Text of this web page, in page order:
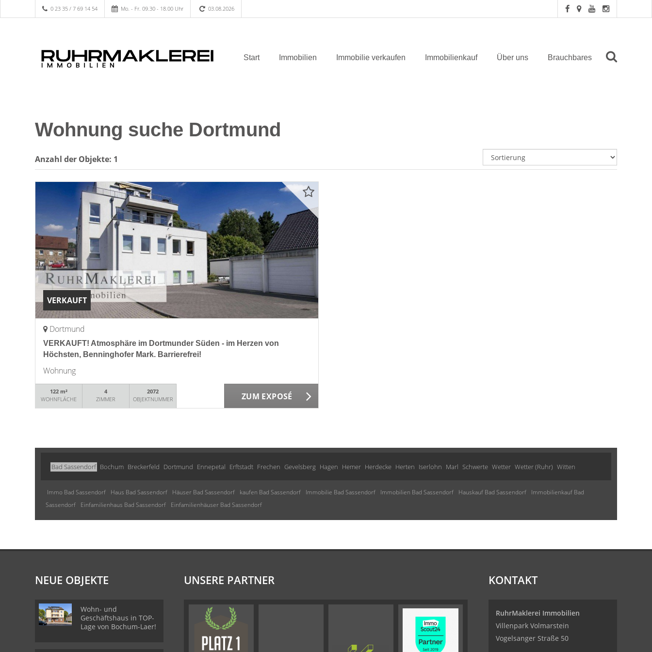
0 23 35 / 7 69 14 54 Mo. - Fr. 09.30 - 18.00 Uhr 03.08.2026
Start Immobilien Immobilie verkaufen Immobilienkauf Über uns Brauchbares
Wohnung suche Dortmund
Anzahl der Objekte: 1
VERKAUFT
Dortmund
VERKAUFT! Atmosphäre im Dortmunder Süden - im Herzen von
Höchsten, Benninghofer Mark. Barrierefrei!
Wohnung
122 m²
WOHNFLÄCHE
4
ZIMMER
2072
OBJEKTNUMMER
ZUM EXPOSÉ
Bad Sassendorf Bochum Breckerfeld Dortmund Ennepetal Erftstadt Frechen Gevelsberg Hagen Hemer Herdecke Herten Iserlohn Marl Schwerte Wetter Wetter (Ruhr) Witten
Immo Bad Sassendorf Haus Bad Sassendorf Häuser Bad Sassendorf kaufen Bad Sassendorf Immobilie Bad Sassendorf Immobilien Bad Sassendorf Hauskauf Bad Sassendorf
Immobilienkauf Bad
Sassendorf
Einfamilienhaus Bad Sassendorf Einfamilienhäuser Bad Sassendorf
NEUE OBJEKTE
Wohn- und
Geschäftshaus in TOP-
Lage von Bochum-Laer!
UNSERE PARTNER KONTAKT
RuhrMaklerei Immobilien
Villenpark Volmarstein
Vogelsanger Straße 50